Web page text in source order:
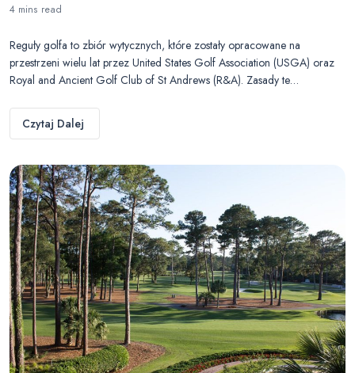
4 mins read
Reguły golfa to zbiór wytycznych, które zostały opracowane na
przestrzeni wielu lat przez United States Golf Association (USGA) oraz
Royal and Ancient Golf Club of St Andrews (R&A). Zasady te…
Czytaj Dalej